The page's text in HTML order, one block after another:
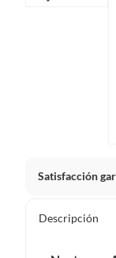
Satisfacción
Debe estar
Descripción